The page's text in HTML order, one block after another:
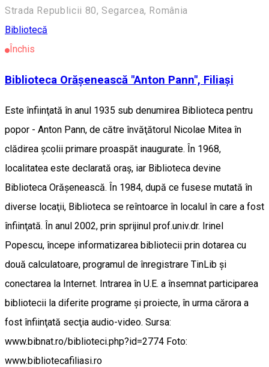
Strada Republicii 80, Segarcea, România
Bibliotecă
Închis
Biblioteca Orăşenească "Anton Pann", Filiaşi
Este înfiinţată în anul 1935 sub denumirea Biblioteca pentru
popor - Anton Pann, de către învăţătorul Nicolae Mitea în
clădirea şcolii primare proaspăt inaugurate. În 1968,
localitatea este declarată oraş, iar Biblioteca devine
Biblioteca Orăşenească. În 1984, după ce fusese mutată în
diverse locaţii, Biblioteca se reîntoarce în localul în care a fost
înfiinţată. În anul 2002, prin sprijinul prof.univ.dr. Irinel
Popescu, începe informatizarea bibliotecii prin dotarea cu
două calculatoare, programul de înregistrare TinLib şi
conectarea la Internet. Intrarea în U.E. a însemnat participarea
bibliotecii la diferite programe şi proiecte, în urma cărora a
fost înfiinţată secţia audio-video. Sursa:
www.bibnat.ro/biblioteci.php?id=2774 Foto:
www.bibliotecafiliasi.ro